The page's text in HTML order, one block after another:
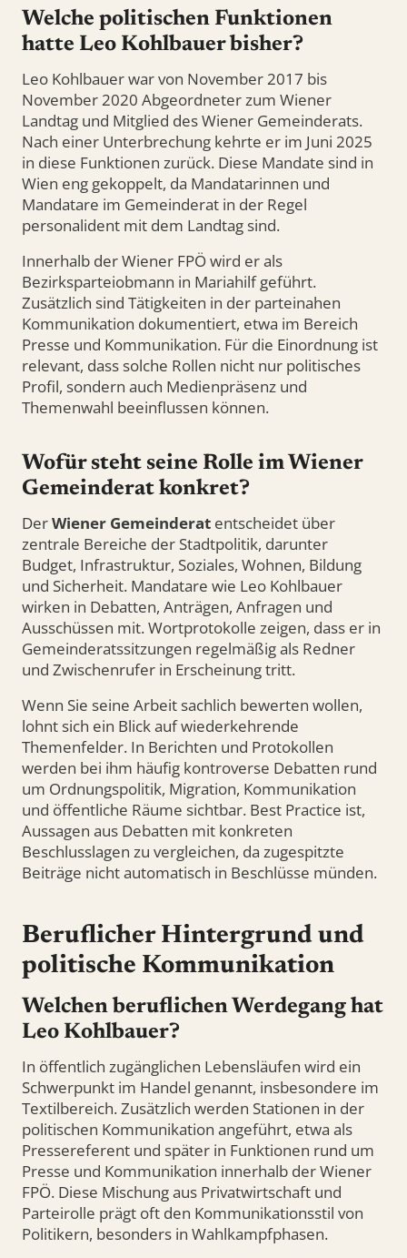
Welche politischen Funktionen
hatte Leo Kohlbauer bisher?
Leo Kohlbauer war von November 2017 bis
November 2020 Abgeordneter zum Wiener
Landtag und Mitglied des Wiener Gemeinderats.
Nach einer Unterbrechung kehrte er im Juni 2025
in diese Funktionen zurück. Diese Mandate sind in
Wien eng gekoppelt, da Mandatarinnen und
Mandatare im Gemeinderat in der Regel
personalident mit dem Landtag sind.
Innerhalb der Wiener FPÖ wird er als
Bezirksparteiobmann in Mariahilf geführt.
Zusätzlich sind Tätigkeiten in der parteinahen
Kommunikation dokumentiert, etwa im Bereich
Presse und Kommunikation. Für die Einordnung ist
relevant, dass solche Rollen nicht nur politisches
Profil, sondern auch Medienpräsenz und
Themenwahl beeinflussen können.
Wofür steht seine Rolle im Wiener
Gemeinderat konkret?
DerWiener Gemeinderat entscheidet über
zentrale Bereiche der Stadtpolitik, darunter
Budget, Infrastruktur, Soziales, Wohnen, Bildung
und Sicherheit. Mandatare wie Leo Kohlbauer
wirken in Debatten, Anträgen, Anfragen und
Ausschüssen mit. Wortprotokolle zeigen, dass er in
Gemeinderatssitzungen regelmäßig als Redner
und Zwischenrufer in Erscheinung tritt.
Wenn Sie seine Arbeit sachlich bewerten wollen,
lohnt sich ein Blick auf wiederkehrende
Themenfelder. In Berichten und Protokollen
werden bei ihm häufig kontroverse Debatten rund
um Ordnungspolitik, Migration, Kommunikation
und öffentliche Räume sichtbar. Best Practice ist,
Aussagen aus Debatten mit konkreten
Beschlusslagen zu vergleichen, da zugespitzte
Beiträge nicht automatisch in Beschlüsse münden.
Beruflicher Hintergrund und
politische Kommunikation
Welchen beruflichen Werdegang hat
Leo Kohlbauer?
In öffentlich zugänglichen Lebensläufen wird ein
Schwerpunkt im Handel genannt, insbesondere im
Textilbereich. Zusätzlich werden Stationen in der
politischen Kommunikation angeführt, etwa als
Pressereferent und später in Funktionen rund um
Presse und Kommunikation innerhalb der Wiener
FPÖ. Diese Mischung aus Privatwirtschaft und
Parteirolle prägt oft den Kommunikationsstil von
Politikern, besonders in Wahlkampfphasen.